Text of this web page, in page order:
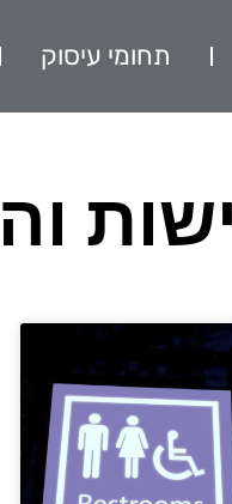
תחומי עיסוק